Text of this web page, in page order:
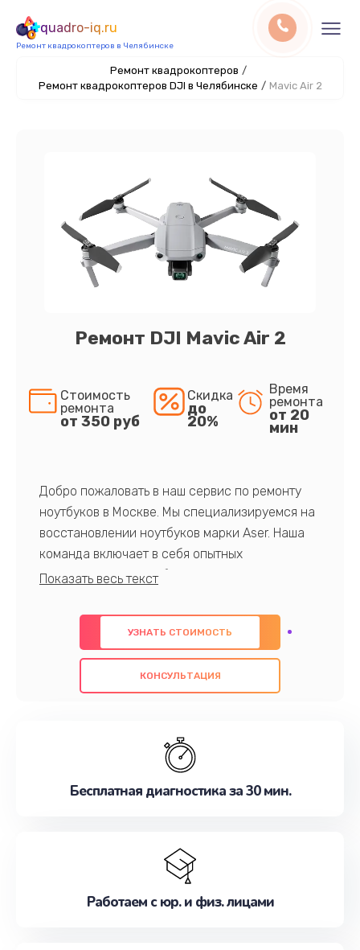
quadro-iq.ru
Ремонт квадрокоптеров в Челябинске
Ремонт квадрокоптеров /
Ремонт квадрокоптеров DJI в Челябинске / Mavic Air 2
Ремонт DJI Mavic Air 2
Стоимость
ремонта
от 350 руб
Скидка
до
20%
Время
ремонта
от 20
мин
Добро пожаловать в наш сервис по ремонту
ноутбуков в Москве. Мы специализируемся на
восстановлении ноутбуков марки Aser. Наша
команда включает в себя опытных
профессионалов с обширными знаниями и
предлагаем быстрый и качественный ремонт с
использованием оригинальных компонентов, а
также гарантируем качество всех
проведенных работ. Наша цель - предоставить
наилучшим образом. Не медлите записаться на
УЗНАТЬ СТОИМОСТЬ
КОНСУЛЬТАЦИЯ
Бесплатная диагностика за 30 мин.
Работаем с юр. и физ. лицами